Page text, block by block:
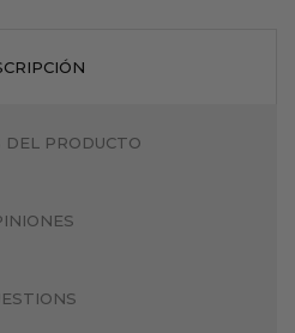
DEL PRODUCTO